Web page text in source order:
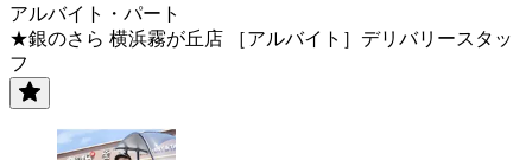
アルバイト・パート
★銀のさら 横浜霧が丘店 ［アルバイト］デリバリースタッ
フ